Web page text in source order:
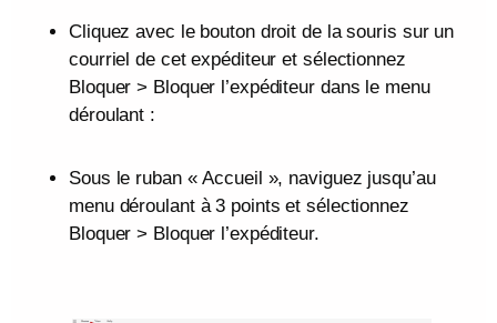
Cliquez avec le bouton droit de la souris sur un
courriel de cet expéditeur et sélectionnez
Bloquer > Bloquer l’expéditeur dans le menu
déroulant :
Sous le ruban « Accueil », naviguez jusqu’au
menu déroulant à 3 points et sélectionnez
Bloquer > Bloquer l’expéditeur.